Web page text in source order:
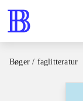
Bøger / faglitteratur